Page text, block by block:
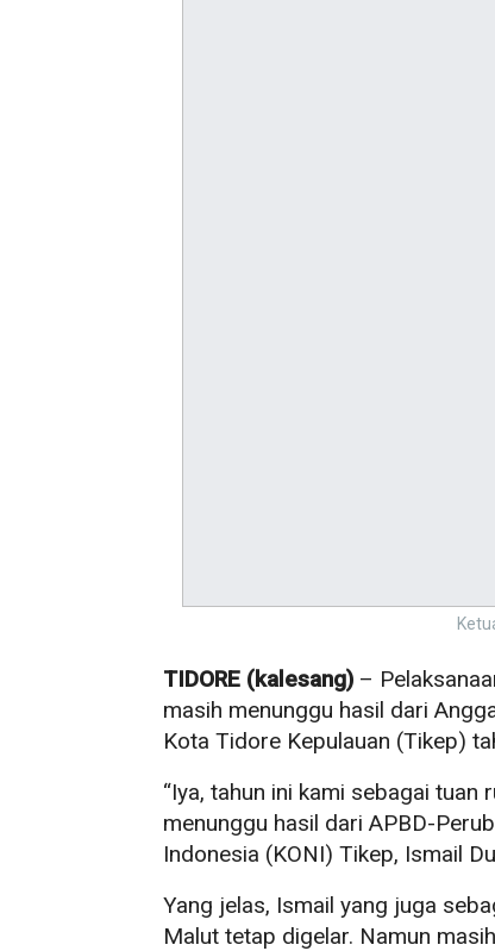
TIDORE (kalesang) –
masih menunggu hasil dari
Kota Tidore Kepulauan (Tikep)
“Iya, tahun ini kami sebagai
menunggu hasil dari APBD-
Indonesia (KONI) Tikep, Ismail
Yang jelas, Ismail yang juga
Malut tetap digelar. Namun